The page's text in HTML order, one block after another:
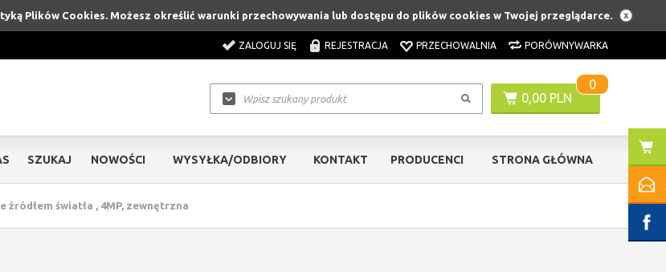
Plików Cookies. Możesz określić warunki przechowywania lub dostępu do plików cookies w Twojej przeglądarce.
ZALOGUJ SIĘ REJESTRACJA PRZECHOWALNIA PORÓWNYWARKA
0,00 PLN
0
SZUKAJ NOWOŚCI WYSYŁKA/ODBIORY KONTAKT PRODUCENCI STRONA GŁÓWNA
źródłem światła , 4MP, zewnętrzna